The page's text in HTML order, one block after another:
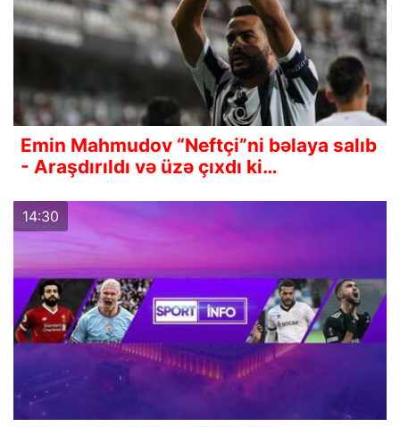
Emin Mahmudov “Neftçi”ni bəlaya salıb
- Araşdırıldı və üzə çıxdı ki…
14:30